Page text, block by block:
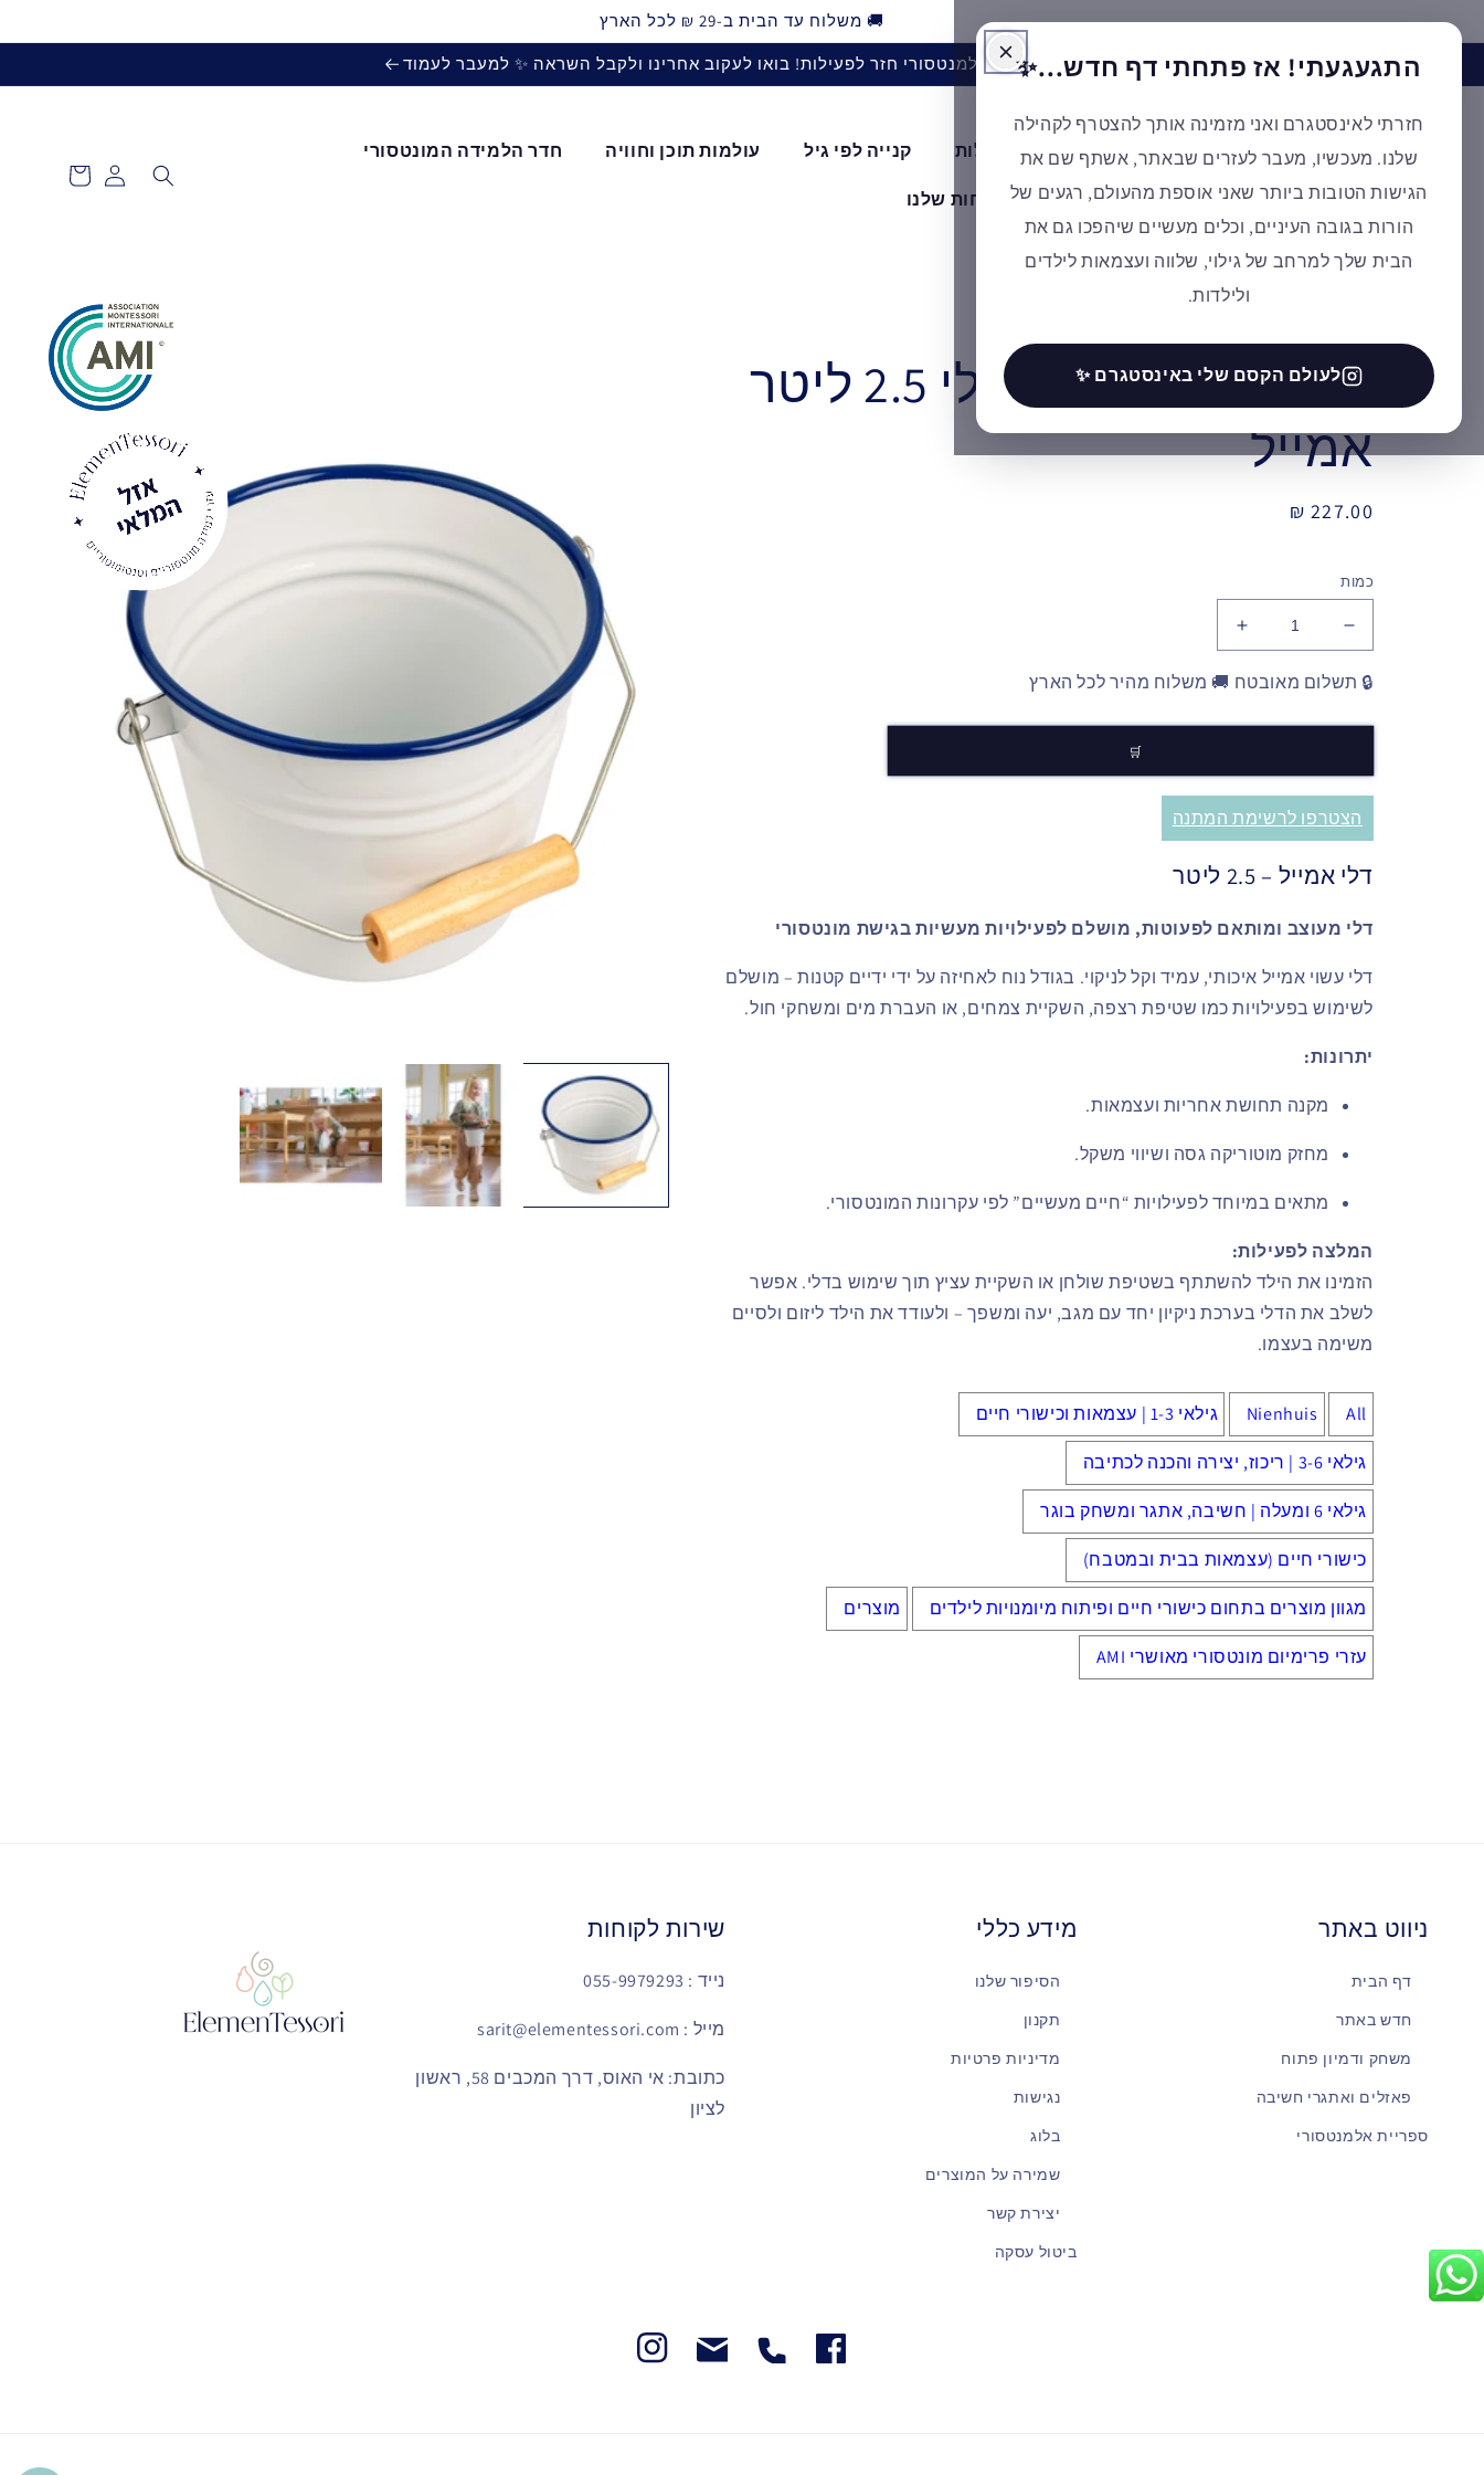
דילוג 🚚 משלוח עד הבית ב-29 ₪ לכל הארץ
האינסטגרם של אלמנטסורי חזר לפעילות! בואו לעקוב אחרינו ולקבל השראה ✨ למעבר לעמוד
קולקציות מובילות קנייה לפי גיל עולמות תוכן וחוויה חדר הלמידה המונטסורי
הקהילה והשליחות שלנו
כניסה
קניות
Enamel Bucket - דלי 2.5 ליטר
אמייל
מחיר
227.00 ₪
כמות
🔒 תשלום מאובטח 🚚 משלוח מהיר לכל הארץ
הצטרפו לרשימת המתנה
דלי אמייל – 2.5 ליטר
דלי מעוצב ומותאם לפעוטות, מושלם לפעילויות מעשיות בגישת מונטסורי
דלי עשוי אמייל איכותי, עמיד וקל לניקוי. בגודל נוח לאחיזה על ידי ידיים קטנות – מושלם
לשימוש בפעילויות כמו שטיפת רצפה, השקיית צמחים, או העברת מים ומשחקי חול.
יתרונות:
מקנה תחושת אחריות ועצמאות.
מחזק מוטוריקה גסה ושיווי משקל.
מתאים במיוחד לפעילויות “חיים מעשיים” לפי עקרונות המונטסורי.
המלצה לפעילות:
הזמינו את הילד להשתתף בשטיפת שולחן או השקיית עציץ תוך שימוש בדלי. אפשר
לשלב את הדלי בערכת ניקיון יחד עם מגב, יעה ומשפך – ולעודד את הילד ליזום ולסיים
משימה בעצמו.
All
Nienhuis גילאי 1-3 | עצמאות וכישורי חיים
גילאי 3-6 | ריכוז, יצירה והכנה לכתיבה
גילאי 6 ומעלה | חשיבה, אתגר ומשחק בוגר
כישורי חיים (עצמאות בבית ובמטבח)
מגוון מוצרים בתחום כישורי חיים ופיתוח מיומנויות לילדים מוצרים
עזרי פרימיום מונטסורי מאושרי AMI
ניווט באתר
דף הבית
חדש באתר
משחק ודמיון פתוח
פאזלים ואתגרי חשיבה
ספריית אלמנטסורי
מידע כללי
הסיפור שלנו
תקנון
מדיניות פרטיות
נגישות
בלוג
שמירה על המוצרים
יצירת קשר
ביטול עסקה
שירות לקוחות
נייד : 055-9979293
מייל : sarit@elementessori.com
כתובת: אי האוס, דרך המכבים 58, ראשון
לציון
Facebook
Facebook
Facebook
Instegram
התגעגעתי! אז פתחתי דף חדש...✨
חזרתי לאינסטגרם ואני מזמינה אותך להצטרף לקהילה
שלנו. מעכשיו, מעבר לעזרים שבאתר, אשתף שם את
הגישות הטובות ביותר שאני אוספת מהעולם, רגעים של
הורות בגובה העיניים, וכלים מעשיים שיהפכו גם את
הבית שלך למרחב של גילוי, שלווה ועצמאות לילדים
ולילדות.
לעולם הקסם שלי באינסטגרם ✨